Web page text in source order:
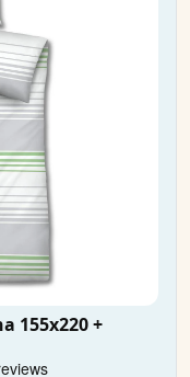
155x220 +